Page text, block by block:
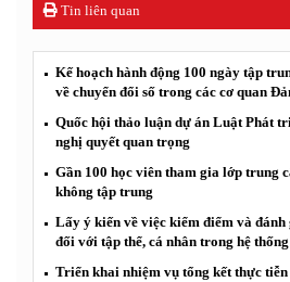
Tin liên quan
Kế hoạch hành động 100 ngày tập
về chuyển đổi số trong các cơ quan
Quốc hội thảo luận dự án Luật Phát
nghị quyết quan trọng
Gần 100 học viên tham gia lớp trung
không tập trung
Lấy ý kiến về việc kiểm điểm và
đối với tập thể, cá nhân trong hệ
Triển khai nhiệm vụ tổng kết thực